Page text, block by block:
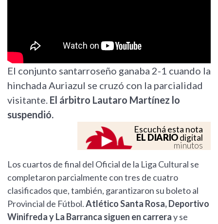
El conjunto santarroseño ganaba 2-1 cuando la
hinchada Auriazul se cruzó con la parcialidad
visitante. El árbitro Lautaro Martínez lo
suspendió.
Escuchá esta nota
EL DIARIOdigital
minutos
Los cuartos de final del Oficial de la Liga Cultural se
completaron parcialmente con tres de cuatro
clasificados que, también, garantizaron su boleto al
Provincial de Fútbol.Atlético Santa Rosa, Deportivo
Winifreda y La Barranca siguen en carreray se